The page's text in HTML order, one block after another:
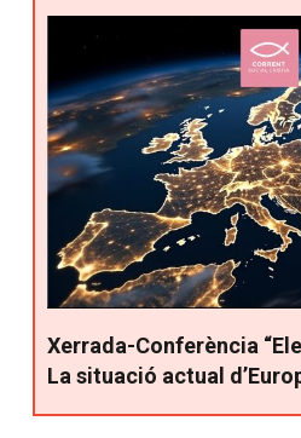
Xerrada-Conferència
La situació actual